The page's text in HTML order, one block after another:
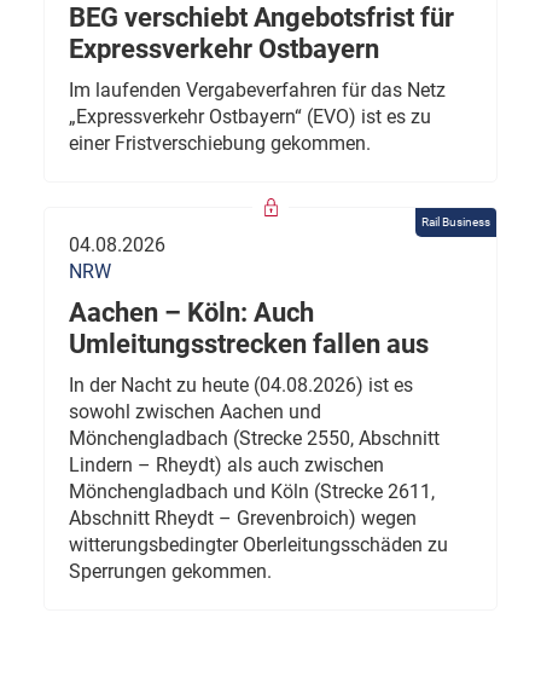
BEG verschiebt Angebotsfrist für
Expressverkehr Ostbayern
Im laufenden Vergabeverfahren für das Netz
„Expressverkehr Ostbayern“ (EVO) ist es zu
einer Fristverschiebung gekommen.
Rail Business
04.08.2026
NRW
Aachen – Köln: Auch
Umleitungsstrecken fallen aus
In der Nacht zu heute (04.08.2026) ist es
sowohl zwischen Aachen und
Mönchengladbach (Strecke 2550, Abschnitt
Lindern – Rheydt) als auch zwischen
Mönchengladbach und Köln (Strecke 2611,
Abschnitt Rheydt – Grevenbroich) wegen
witterungsbedingter Oberleitungsschäden zu
Sperrungen gekommen.